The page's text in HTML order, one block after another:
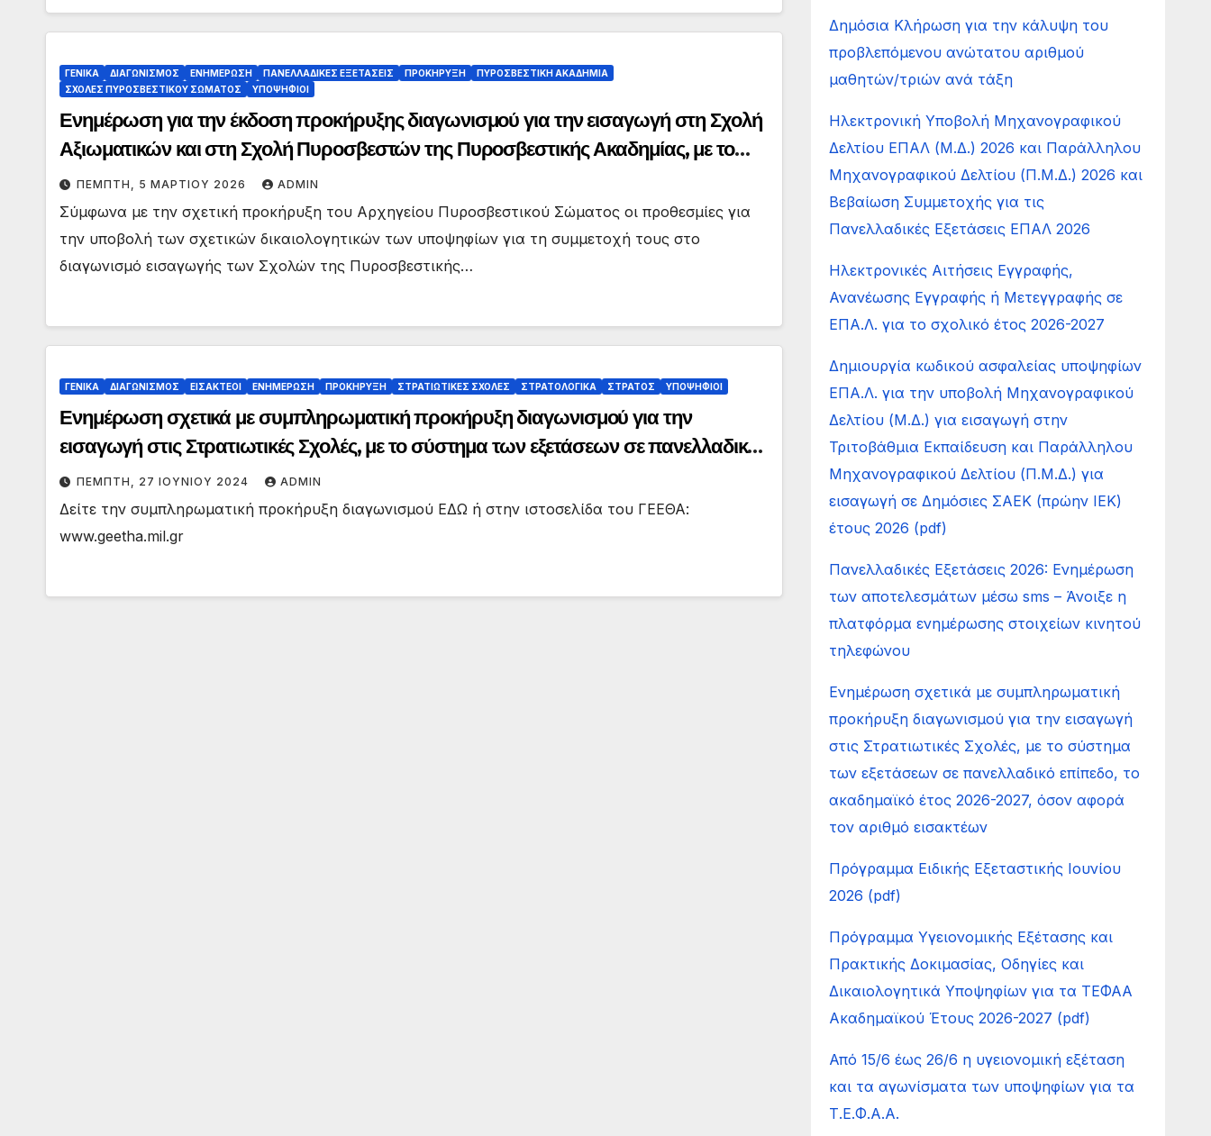
ΓΕΝΙΚΑ ΔΙΑΓΩΝΙΣΜΟΣ ΕΝΗΜΕΡΩΣΗ ΠΑΝΕΛΛΑΔΙΚΕΣ ΕΞΕΤΑΣΕΙΣ ΠΡΟΚΗΡΥΞΗ
ΠΥΡΟΣΒΕΣΤΙΚΗ ΑΚΑΔΗΜΙΑ
ΣΧΟΛΕΣ ΠΥΡΟΣΒΕΣΤΙΚΟΥ ΣΩΜΑΤΟΣ
ΥΠΟΨΗΦΙΟΙ
Ενημέρωση για την έκδοση προκήρυξης διαγωνισμού για την εισαγωγή στη Σχολή
Αξιωματικών και στη Σχολή Πυροσβεστών της Πυροσβεστικής Ακαδημίας, με το
σύστημα των εξετάσεων σε πανελλαδικό επίπεδο, το ακαδημαϊκό έτος 2026-2027
ΠΈΜΠΤΗ, 5 ΜΑΡΤΊΟΥ 2026 ADMIN
Σύμφωνα με την σχετική προκήρυξη του Αρχηγείου Πυροσβεστικού Σώματος οι προθεσμίες για
την υποβολή των σχετικών δικαιολογητικών των υποψηφίων για τη συμμετοχή τους στο
διαγωνισμό εισαγωγής των Σχολών της Πυροσβεστικής…
ΓΕΝΙΚΑ ΔΙΑΓΩΝΙΣΜΟΣ ΕΙΣΑΚΤΕΟΙ ΕΝΗΜΕΡΩΣΗ ΠΡΟΚΗΡΥΞΗ ΣΤΡΑΤΙΩΤΙΚΕΣ ΣΧΟΛΕΣ ΣΤΡΑΤΟΛΟΓΙΚΑ ΣΤΡΑΤΟΣ ΥΠΟΨΗΦΙΟΙ
Ενημέρωση σχετικά με συμπληρωματική προκήρυξη διαγωνισμού για την
εισαγωγή στις Στρατιωτικές Σχολές, με το σύστημα των εξετάσεων σε πανελλαδικό
επίπεδο, το ακαδημαϊκό έτος 2024-2025, όσον αφορά τον αριθμό εισακτέων
ΠΈΜΠΤΗ, 27 ΙΟΥΝΊΟΥ 2024 ADMIN
Δείτε την συμπληρωματική προκήρυξη διαγωνισμού ΕΔΩ ή στην ιστοσελίδα του ΓΕΕΘΑ:
www.geetha.mil.gr
Δημόσια Κλήρωση για την κάλυψη του
προβλεπόμενου ανώτατου αριθμού
μαθητών/τριών ανά τάξη
Ηλεκτρονική Υποβολή Μηχανογραφικού
Δελτίου ΕΠΑΛ (Μ.Δ.) 2026 και Παράλληλου
Μηχανογραφικού Δελτίου (Π.Μ.Δ.) 2026 και
Βεβαίωση Συμμετοχής για τις
Πανελλαδικές Εξετάσεις ΕΠΑΛ 2026
Ηλεκτρονικές Αιτήσεις Εγγραφής,
Ανανέωσης Εγγραφής ή Μετεγγραφής σε
ΕΠΑ.Λ. για το σχολικό έτος 2026-2027
Δημιουργία κωδικού ασφαλείας υποψηφίων
ΕΠΑ.Λ. για την υποβολή Μηχανογραφικού
Δελτίου (Μ.Δ.) για εισαγωγή στην
Τριτοβάθμια Εκπαίδευση και Παράλληλου
Μηχανογραφικού Δελτίου (Π.Μ.Δ.) για
εισαγωγή σε Δημόσιες ΣΑΕΚ (πρώην ΙΕΚ)
έτους 2026 (pdf)
Πανελλαδικές Εξετάσεις 2026: Ενημέρωση
των αποτελεσμάτων μέσω sms – Άνοιξε η
πλατφόρμα ενημέρωσης στοιχείων κινητού
τηλεφώνου
Ενημέρωση σχετικά με συμπληρωματική
προκήρυξη διαγωνισμού για την εισαγωγή
στις Στρατιωτικές Σχολές, με το σύστημα
των εξετάσεων σε πανελλαδικό επίπεδο, το
ακαδημαϊκό έτος 2026-2027, όσον αφορά
τον αριθμό εισακτέων
Πρόγραμμα Ειδικής Εξεταστικής Ιουνίου
2026 (pdf)
Πρόγραμμα Υγειονομικής Εξέτασης και
Πρακτικής Δοκιμασίας, Οδηγίες και
Δικαιολογητικά Υποψηφίων για τα ΤΕΦΑΑ
Ακαδημαϊκού Έτους 2026-2027 (pdf)
Από 15/6 έως 26/6 η υγειονομική εξέταση
και τα αγωνίσματα των υποψηφίων για τα
Τ.Ε.Φ.Α.Α.